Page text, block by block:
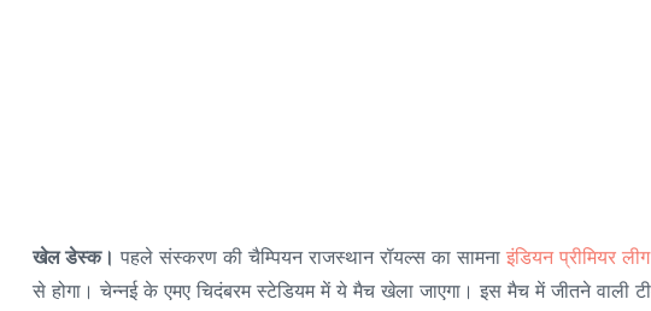
खेल डेस्क। पहले संस्करण की चैम्पियन राजस्थान रॉयल्स का सामना इंडियन प्रीमियर लीग
से होगा। चेन्नई के एमए चिदंबरम स्टेडियम में ये मैच खेला जाएगा। इस मैच में जीतने वाली